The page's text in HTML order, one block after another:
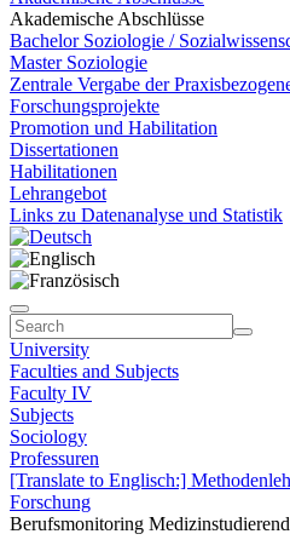
Akademische Abschlüsse
Bachelor Soziologie /
Master Soziologie
Zentrale Vergabe der
Forschungsprojekte
Promotion und Habilitation
Dissertationen
Habilitationen
Lehrangebot
Links zu Datenanalyse und Statistik
University
Faculties and Subjects
Faculty IV
Subjects
Sociology
Professuren
[Translate to Englisch:]
Forschung
Berufsmonitoring